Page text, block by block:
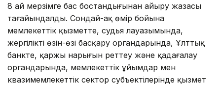
8 ай мерзімге бас бостандығынан айыру жазасы
тағайындалды. Сондай-ақ өмір бойына
мемлекеттік қызметте, судья лауазымында,
жергілікті өзін-өзі басқару органдарында, Ұлттық
банкте, қаржы нарығын реттеу және қадағалау
органдарында, мемлекеттік ұйымдар мен
квазимемлекеттік сектор субъектілерінде қызмет